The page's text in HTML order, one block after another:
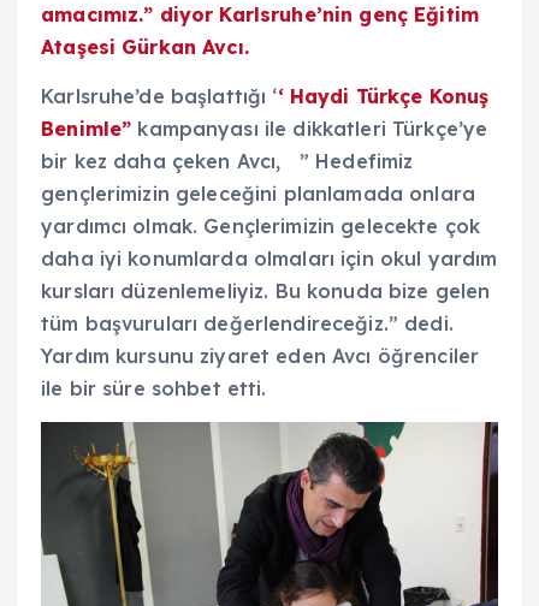
amacımız.” diyor Karlsruhe’nin genç Eğitim
Ataşesi Gürkan Avcı.
Karlsruhe’de başlattığı ‘‘ Haydi Türkçe Konuş
Benimle” kampanyası ile dikkatleri Türkçe’ye
bir kez daha çeken Avcı, ” Hedefimiz
gençlerimizin geleceğini planlamada onlara
yardımcı olmak. Gençlerimizin gelecekte çok
daha iyi konumlarda olmaları için okul yardım
kursları düzenlemeliyiz. Bu konuda bize gelen
tüm başvuruları değerlendireceğiz.” dedi.
Yardım kursunu ziyaret eden Avcı öğrenciler
ile bir süre sohbet etti.